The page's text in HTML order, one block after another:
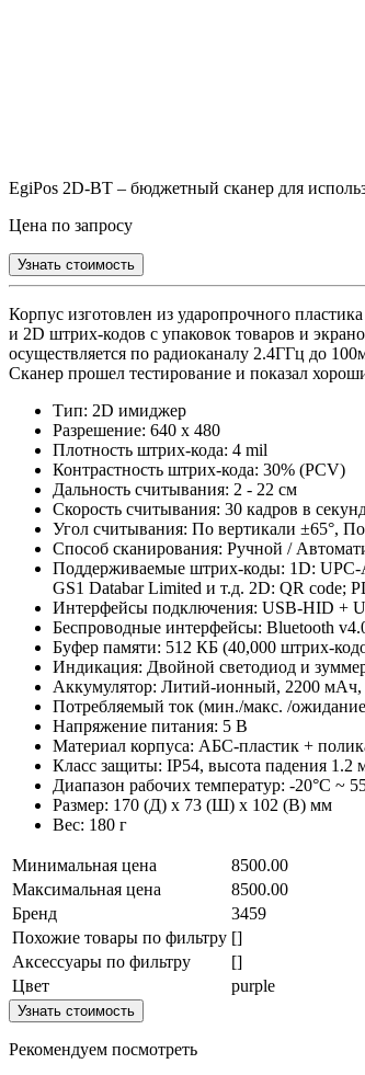
EgiPos 2D-BT – бюджетный сканер для
Цена по запросу
Узнать стоимость
Корпус изготовлен из ударопрочного
и 2D штрих-кодов с упаковок товаров и
осуществляется по радиоканалу 2.4ГГц до
Сканер прошел тестирование и показал
Тип: 2D имиджер
Разрешение: 640 х 480
Плотность штрих-кода: 4 mil
Контрастность штрих-кода: 30% (PCV)
Дальность считывания: 2 - 22 см
Скорость считывания: 30 кадров в
Угол считывания: По вертикали ±65°,
Способ сканирования: Ручной /
Поддерживаемые штрих-коды: 1D: UPC-
GS1 Databar Limited и т.д. 2D: QR code;
Интерфейсы подключения: USB-HID +
Беспроводные интерфейсы: Bluetooth
Буфер памяти: 512 КБ (40,000 штрих-
Индикация: Двойной светодиод и
Аккумулятор: Литий-ионный, 2200 мАч,
Потребляемый ток (мин./макс. /
Напряжение питания: 5 В
Материал корпуса: АБС-пластик +
Класс защиты: IP54, высота падения 1.2
Диапазон рабочих температур: -20°C ~
Размер: 170 (Д) х 73 (Ш) х 102 (В) мм
Вес: 180 г
Минимальная цена
8500.00
Максимальная цена
8500.00
Бренд
3459
Похожие товары по фильтру []
Аксессуары по фильтру
[]
Цвет
purple
Узнать стоимость
Рекомендуем посмотреть